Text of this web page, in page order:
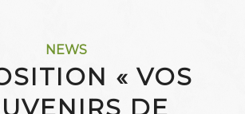
NEWS
« VOS
DE